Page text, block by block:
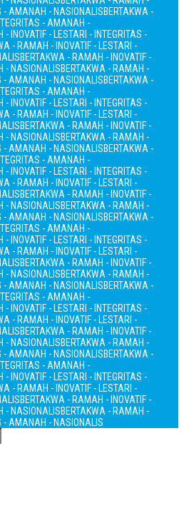
- AMANAH - NASIONALISBERTAKWA -
- AMANAH -
- INOVATIF - LESTARI - INTEGRITAS -
- RAMAH - INOVATIF - LESTARI -
BERTAKWA - RAMAH - INOVATIF -
- NASIONALISBERTAKWA - RAMAH -
- AMANAH - NASIONALISBERTAKWA -
- AMANAH -
- INOVATIF - LESTARI - INTEGRITAS -
- RAMAH - INOVATIF - LESTARI -
BERTAKWA - RAMAH - INOVATIF -
- NASIONALISBERTAKWA - RAMAH -
- AMANAH - NASIONALISBERTAKWA -
- AMANAH -
- INOVATIF - LESTARI - INTEGRITAS -
- RAMAH - INOVATIF - LESTARI -
BERTAKWA - RAMAH - INOVATIF -
- NASIONALISBERTAKWA - RAMAH -
- AMANAH - NASIONALISBERTAKWA -
- AMANAH -
- INOVATIF - LESTARI - INTEGRITAS -
- RAMAH - INOVATIF - LESTARI -
BERTAKWA - RAMAH - INOVATIF -
- NASIONALISBERTAKWA - RAMAH -
- AMANAH - NASIONALISBERTAKWA -
- AMANAH -
- INOVATIF - LESTARI - INTEGRITAS -
- RAMAH - INOVATIF - LESTARI -
BERTAKWA - RAMAH - INOVATIF -
- NASIONALISBERTAKWA - RAMAH -
- AMANAH - NASIONALISBERTAKWA -
- AMANAH -
- INOVATIF - LESTARI - INTEGRITAS -
- RAMAH - INOVATIF - LESTARI -
BERTAKWA - RAMAH - INOVATIF -
- NASIONALISBERTAKWA - RAMAH -
- AMANAH - NASIONALIS